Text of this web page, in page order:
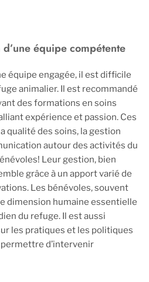
d’une équipe compétente
équipe engagée, il est difficile
animalier. Il est recommandé
des formations en soins
expérience et passion. Ces
qualité des soins, la gestion
autour des activités du
Leur gestion, bien
grâce à un apport varié de
Les bénévoles, souvent
dimension humaine essentielle
du refuge. Il est aussi
les pratiques et les politiques
d’intervenir